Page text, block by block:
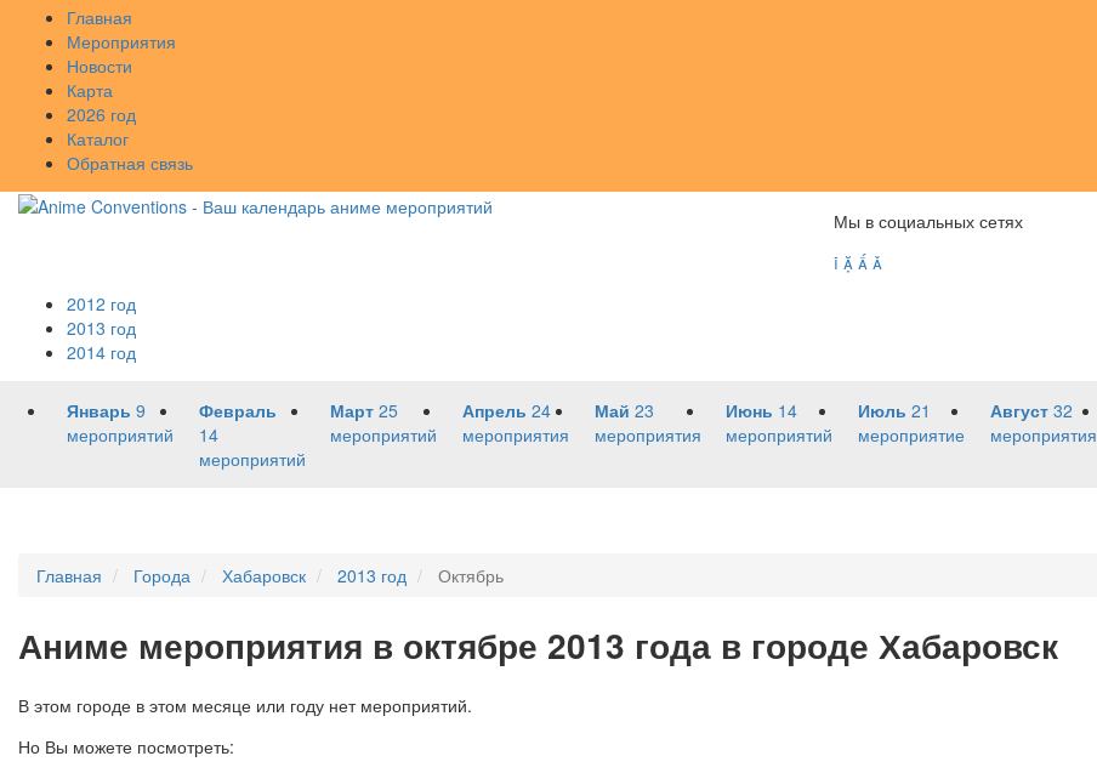
Главная
Мероприятия
Новости
Карта
2026 год
Каталог
Обратная связь
Мы в социальных сетях
   
2012 год
2013 год
2014 год
Январь 9
мероприятий
Февраль
14
мероприятий
Март 25
мероприятий
Апрель 24
мероприятия
Май 23
мероприятия
Июнь 14
мероприятий
Июль 21
мероприятие
Август 32
мероприятия
Главная Города Хабаровск 2013 год Октябрь
Аниме мероприятия в октябре 2013 года в городе Хабаровск
В этом городе в этом месяце или году нет мероприятий.
Но Вы можете посмотреть: